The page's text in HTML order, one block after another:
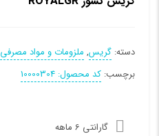
دسته: گریس, ملزومات و مواد مصرفی
برچسب: کد محصول: 10000304
گارانتی 6 ماهه